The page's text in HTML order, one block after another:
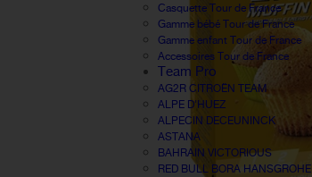
Casquette Tour de France
Gamme bébé Tour de France
Gamme enfant Tour de France
Accessoires Tour de France
Team Pro
AG2R CITROËN TEAM
ALPE D'HUEZ
ALPECIN DECEUNINCK
ASTANA
BAHRAIN VICTORIOUS
RED BULL BORA HANSGROHE